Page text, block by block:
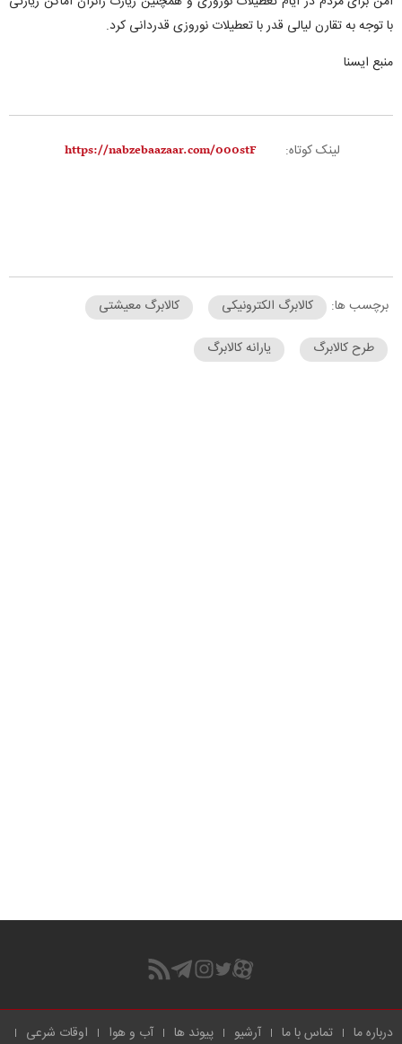
با توجه به تقارن لیالی قدر با تعطیلات نوروزی قدردانی کرد.
منبع ایسنا
لینک کوتاه:
برچسب ها: کالابرگ الکترونیکی
کالابرگ معیشتی
طرح کالابرگ
یارانه کالابرگ
درباره ما تماس با ما آرشیو پیوند ها آب و هوا اوقات شرعی